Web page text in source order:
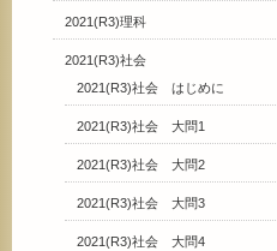
2021(R3)理科
2021(R3)社会
2021(R3)社会 はじめに
2021(R3)社会 大問1
2021(R3)社会 大問2
2021(R3)社会 大問3
2021(R3)社会 大問4